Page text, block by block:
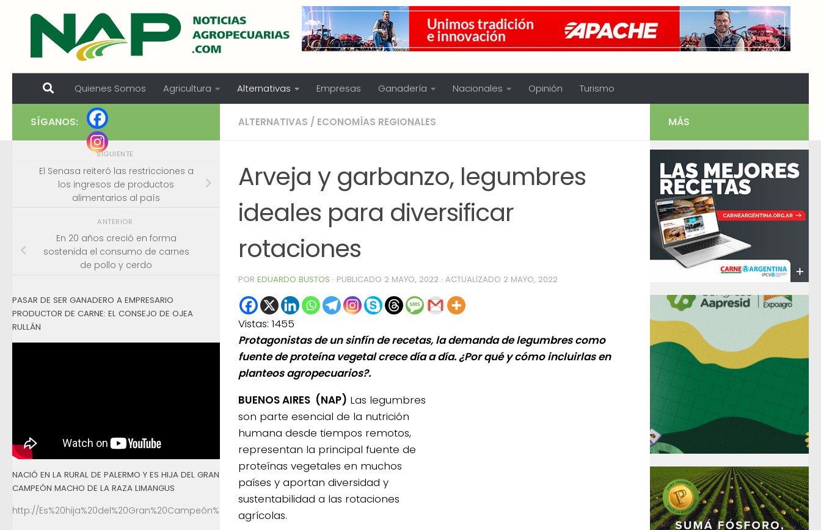
Skip to content
Quienes Somos Agricultura Alternativas Empresas Ganadería Nacionales Opinión Turismo
ALTERNATIVAS / ECONOMÍAS REGIONALES
Arveja y garbanzo, legumbres
ideales para diversificar
rotaciones
POR EDUARDO BUSTOS · PUBLICADO 2 MAYO, 2022 · ACTUALIZADO 2 MAYO, 2022
Vistas: 1455
Protagonistas de un sinfín de recetas, la demanda de legumbres como
fuente de proteína vegetal crece día a día. ¿Por qué y cómo incluirlas en
planteos agropecuarios?.
BUENOS AIRES (NAP) Las legumbres
son parte esencial de la nutrición
humana desde tiempos remotos,
representan la principal fuente de
proteínas vegetales en muchos
países y aportan diversidad y
sustentabilidad a las rotaciones
agrícolas.
SÍGANOS:
SIGUIENTE
El Senasa reiteró las restricciones a
los ingresos de productos
alimentarios al país
ANTERIOR
En 20 años creció en forma
sostenida el consumo de carnes
de pollo y cerdo
PASAR DE SER GANADERO A EMPRESARIO
PRODUCTOR DE CARNE: EL CONSEJO DE OJEA
RULLÁN
NACIÓ EN LA RURAL DE PALERMO Y ES HIJA DEL GRAN
CAMPEÓN MACHO DE LA RAZA LIMANGUS
http://Es%20hija%20del%20Gran%20Campeón%20Macho%20de%20la%20Raza%20Limangus,
MÁS